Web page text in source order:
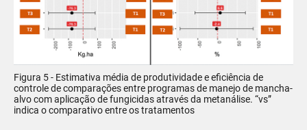
Figura 5 - Estimativa média de produtividade e eficiência de
controle de comparações entre programas de manejo de mancha-
alvo com aplicação de fungicidas através da metanálise. “vs”
indica o comparativo entre os tratamentos